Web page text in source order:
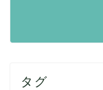
タグ